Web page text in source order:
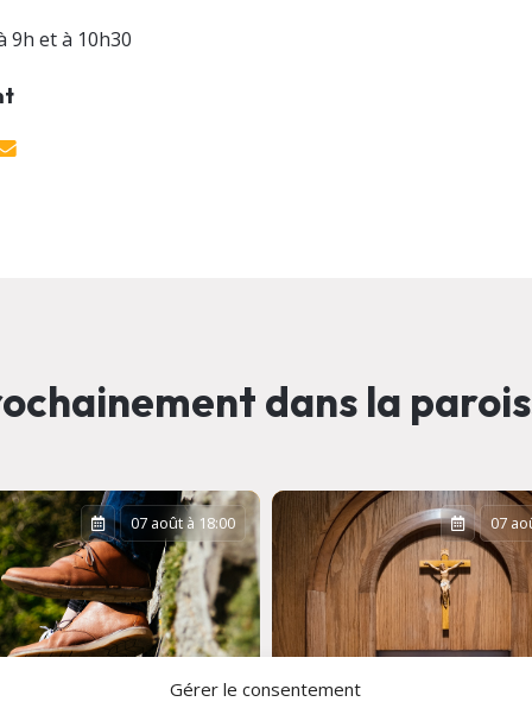
Gérer le consentement
9h et à 10h30
dans la
07 août à 18:00 07